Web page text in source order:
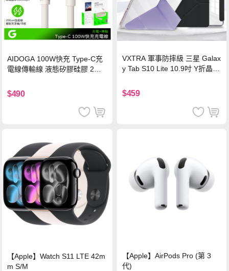
AIDOGA 100W快充 Type-C充
電線傳輸線 液態矽膠硅膠 2M
$490
VXTRA 軍事防摔級 三星 Galax
y Tab S10 Lite 10.9吋 Y折晶透
$459
【Apple】Watch S11 LTE 42m
m S/M
【Apple】AirPods Pro (第 3
代)